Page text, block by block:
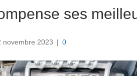
ses
novembre 2023 | 0